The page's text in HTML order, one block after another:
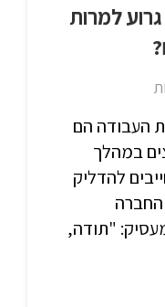
למרות
העבודה הם
שצצים במהלך
להדליק
החברה
"תודה,